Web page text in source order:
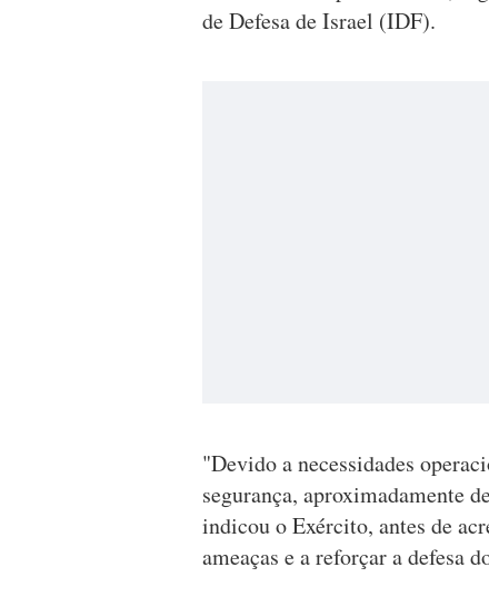
de Defesa de Israel (IDF).
"Devido a necessidades
segurança, aproximadamente
indicou o Exército, antes de
ameaças e a reforçar a defesa